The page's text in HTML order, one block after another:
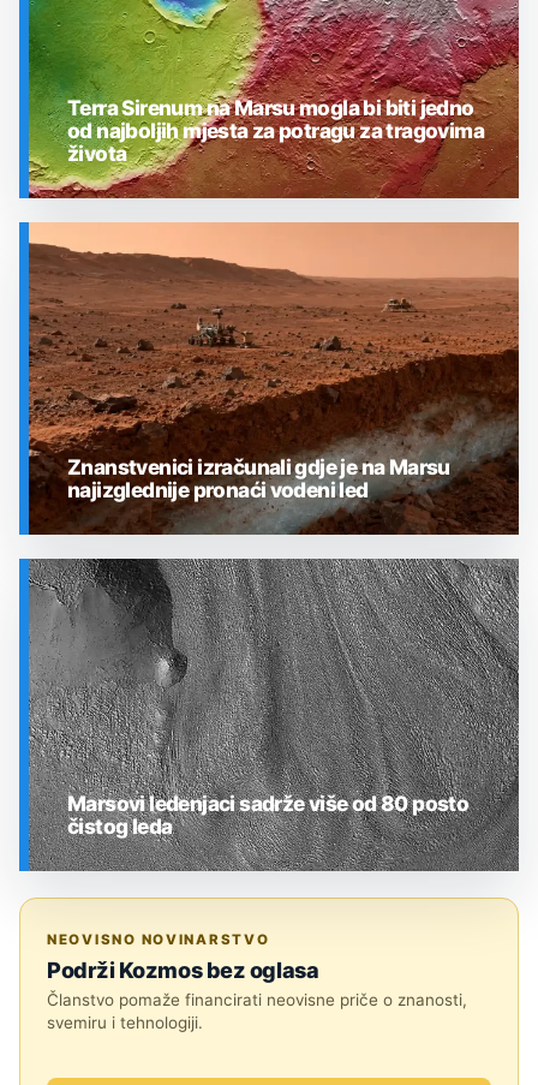
SVEMIR
Terra Sirenum na Marsu mogla bi biti jedno
od najboljih mjesta za potragu za tragovima
života
SVEMIR
Znanstvenici izračunali gdje je na Marsu
najizglednije pronaći vodeni led
Marsovi ledenjaci sadrže više od 80 posto
čistog leda
NEOVISNO NOVINARSTVO
Podrži Kozmos bez oglasa
Članstvo pomaže financirati neovisne priče o znanosti,
svemiru i tehnologiji.